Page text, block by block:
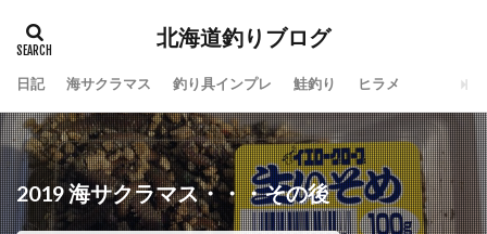
北海道釣りブログ
日記 海サクラマス 釣り具インプレ 鮭釣り ヒラメ
2019 海サクラマス・・・その後
タグ
100周年 地震 仕事 令和
休み
会社
動画 北海道 噴火湾
大漁
一括査定
大道芸人Taka 子供
島牧